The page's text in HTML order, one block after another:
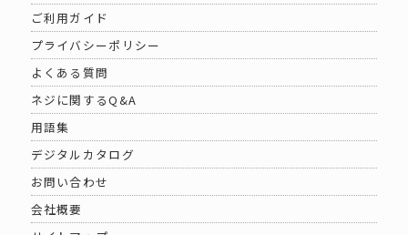
ご利用ガイド
プライバシーポリシー
よくある質問
ネジに関するQ&A
用語集
デジタルカタログ
お問い合わせ
会社概要